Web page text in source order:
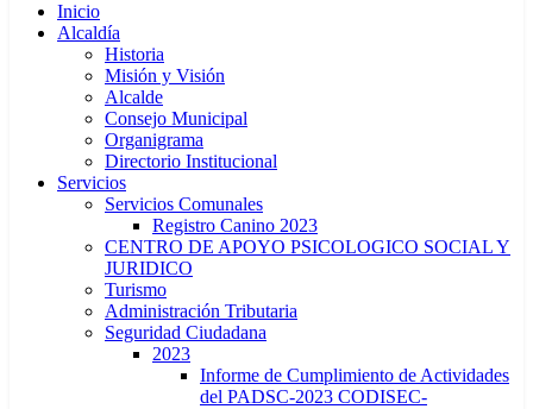
Inicio
Alcaldía
Historia
Misión y Visión
Alcalde
Consejo Municipal
Organigrama
Directorio Institucional
Servicios
Servicios Comunales
Registro Canino 2023
CENTRO DE APOYO PSICOLOGICO SOCIAL Y
JURIDICO
Turismo
Administración Tributaria
Seguridad Ciudadana
2023
Informe de Cumplimiento de Actividades
del PADSC-2023 CODISEC-